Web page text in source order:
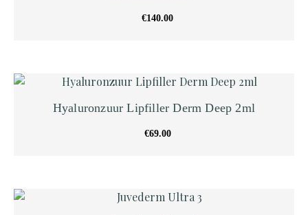
€140.00
Hyaluronzuur Lipfiller Derm Deep 2ml
€69.00